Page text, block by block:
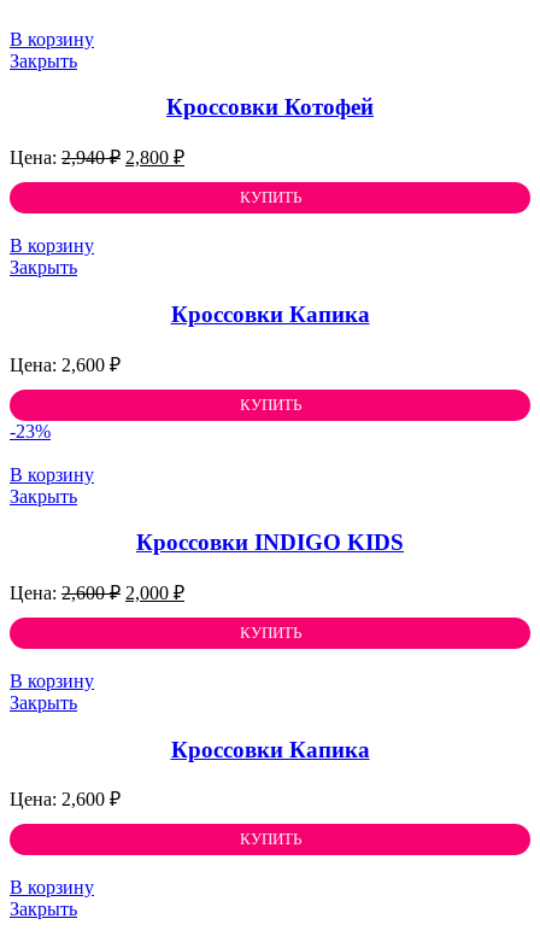
В корзину
Закрыть
Кроссовки Котофей
2,940₽ Первоначальная
2,800 ₽Текущая
2,800 ₽.КУПИТЬ
В корзину
Закрыть
Кроссовки Капика
2,600 ₽
КУПИТЬ
-23%
В корзину
Закрыть
Кроссовки INDIGO KIDS
2,600₽ Первоначальная
2,000 ₽Текущая
2,000 ₽.КУПИТЬ
В корзину
Закрыть
Кроссовки Капика
2,600 ₽
КУПИТЬ
В корзину
Закрыть